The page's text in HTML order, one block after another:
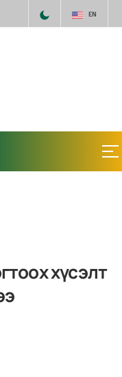
EN
хүсэлт